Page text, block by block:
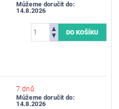
Můžeme doručit do:
14.8.2026
7 dnů
Můžeme doručit do:
14.8.2026